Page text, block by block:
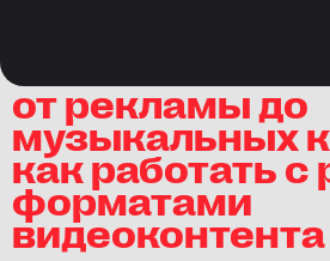
от рекламы до
музыкальных
как работать
форматами
видеоконтента